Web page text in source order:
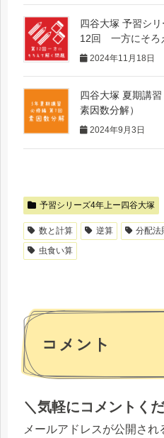
四谷大塚 予習シ
12回 一方にそろ
2024年11月18日
四谷大塚 夏期講
素因数分解）
2024年9月3日
予習シリーズ4年上ー四谷大塚
数と計算 逆算 分配法
虫食い算
コメント
＼気軽にコメントく
メールアドレスが公開され